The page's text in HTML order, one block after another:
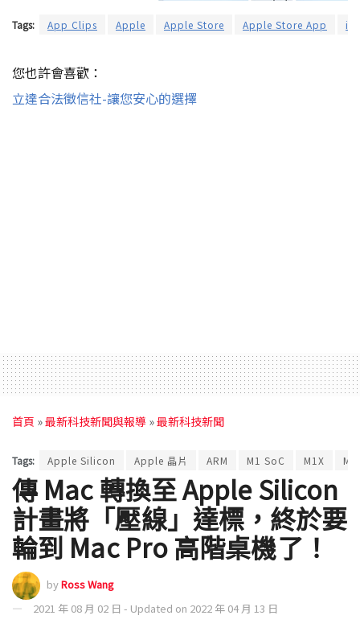
Tags: App Clips Apple Apple Store Apple Store App
您也許會喜歡：
立達合法徵信社-讓您安心的選擇
首頁 »最新科技新聞與報導 »最新科技新聞
Tags: Apple Silicon Apple 晶片 ARM M1 SoC M1X
傳 Mac 轉換至 Apple Silicon
計畫將「壓線」達標，終於要
輪到 Mac Pro 高階桌機了！
byRoss Wang
2021 年 08 月 02 日 - Updated on 2022 年 04 月 13 日